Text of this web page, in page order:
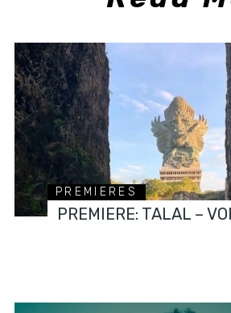
PREMIERES
PREMIERE: TALAL –